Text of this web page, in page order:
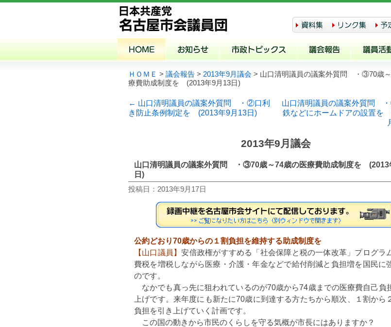
ＨＯＭＥ > 議会報告 > 2013年9月議会 > 山口清明議員の議案外質問 ・③70歳
療費助成制度を (2013年9月13日)
← 山口清明議員の議案外質問 ・②口利
き防止条例制定を (2013年9月13日)
山口清明議員の議案外質問
鉄などにホームドアの設置を
2013年9月議会
山口清明議員の議案外質問 ・③70歳～74歳の医療費助成制度を (2013
日)
投稿日：2013年9月17日
公約どおり70歳からの１割負担を維持する助成制度を
【山口議員】安倍政権がすすめる「社会保障と税の一体改革」プログラ
費税を増税しながら医療・介護・年金などで給付削減と負担増を国民に
のです。
なかでも真っ先に狙われているのが70歳から74歳までの医療費自己負
上げです。来年度にも新たに70歳に到達する方たちから順次、１割から
負担を引き上げていく計画です。
この国の動きから市民のくらしを守る気概が市長にはありますか？